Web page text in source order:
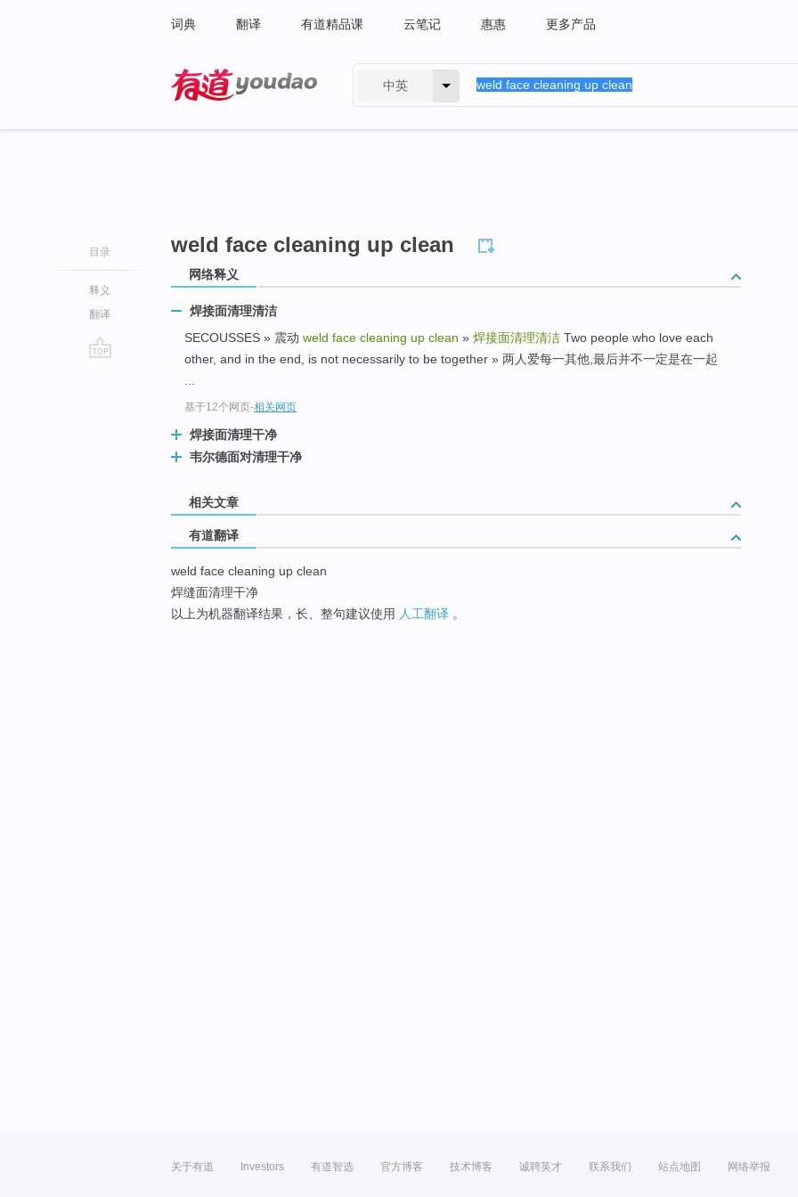
词典 翻译 有道精品课 云笔记 惠惠 更多产品
中英
目录
释义
翻译
weld face cleaning up clean
网络释义
焊接面清理清洁
SECOUSSES » 震动 weld face cleaning up clean » 焊接面清理清洁 Two people who love each
other, and in the end, is not necessarily to be together » 两人爱每一其他,最后并不一定是在一起
基于12个网页-相关网页
焊接面清理干净
韦尔德面对清理干净
相关文章
有道翻译
weld face cleaning up clean
焊缝面清理干净
以上为机器翻译结果，长、整句建议使用 人工翻译 。
关于有道 Investors 有道智选 官方博客 技术博客 诚聘英才 联系我们 站点地图 网络举报